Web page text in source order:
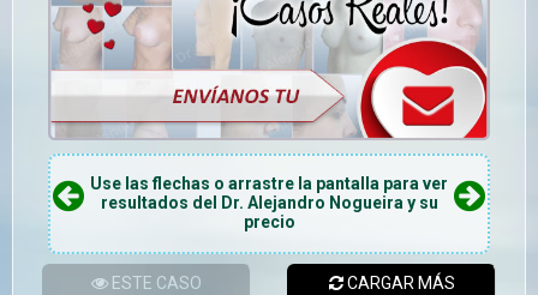
Use las flechas o arrastre la pantalla para ver
resultados del Dr. Alejandro Nogueira y su
precio
ESTE CASO CARGAR MÁS